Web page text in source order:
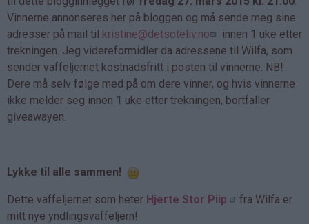
Vinnerne annonseres her på bloggen og må sende meg sine
adresser på mail til kristine@detsoteliv.no
innen 1 uke etter
trekningen. Jeg videreformidler da adressene til Wilfa, som
sender vaffeljernet kostnadsfritt i posten til vinnerne. NB!
Dere må selv følge med på om dere vinner, og hvis vinnerne
ikke melder seg innen 1 uke etter trekningen, bortfaller
giveawayen.
Lykke til alle sammen!
Dette vaffeljernet som heter Hjerte Stor Piip
fra Wilfa er
mitt nye yndlingsvaffeljern!